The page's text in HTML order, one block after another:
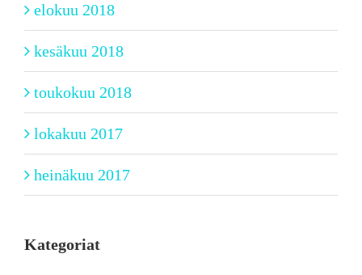
elokuu 2018
kesäkuu 2018
toukokuu 2018
lokakuu 2017
heinäkuu 2017
Kategoriat